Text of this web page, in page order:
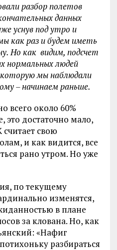
разбор полетов
данных
уснув под утро и
как раз и будем иметь
Но как видим, подсчет
нормальных людей
мы наблюдали
– начинаем раньше.
всего около 60%
это достаточно мало,
свою
и как видится, все
рано утром. Но уже
по текущему
изменятся,
в плане
за клована. Но, как
«Нафиг
разбираться